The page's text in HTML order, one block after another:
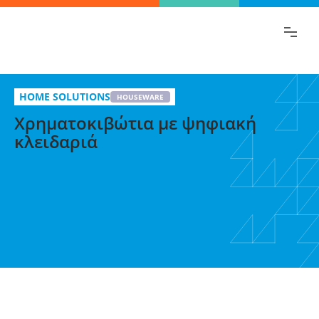
HOME SOLUTIONS HOUSEWARE
Χρηματοκιβώτια με ψηφιακή
κλειδαριά
Επίλεξε
παραλλαγή
Βρες γρήγορα την πληροφορία που